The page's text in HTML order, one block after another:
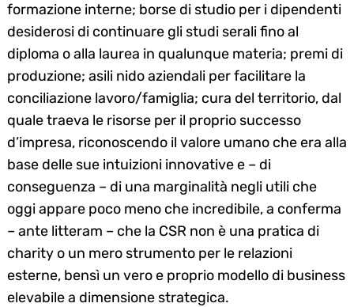
formazione interne; borse di studio per i dipendenti
desiderosi di continuare gli studi serali fino al
diploma o alla laurea in qualunque materia; premi di
produzione; asili nido aziendali per facilitare la
conciliazione lavoro/famiglia; cura del territorio, dal
quale traeva le risorse per il proprio successo
d’impresa, riconoscendo il valore umano che era alla
base delle sue intuizioni innovative e – di
conseguenza – di una marginalità negli utili che
oggi appare poco meno che incredibile, a conferma
– ante litteram – che la CSR non è una pratica di
charity o un mero strumento per le relazioni
esterne, bensì un vero e proprio modello di business
elevabile a dimensione strategica.